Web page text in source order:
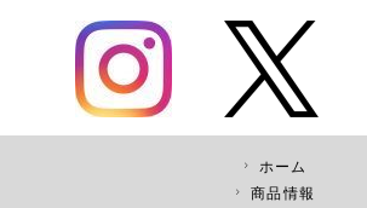
ホーム
商品情報